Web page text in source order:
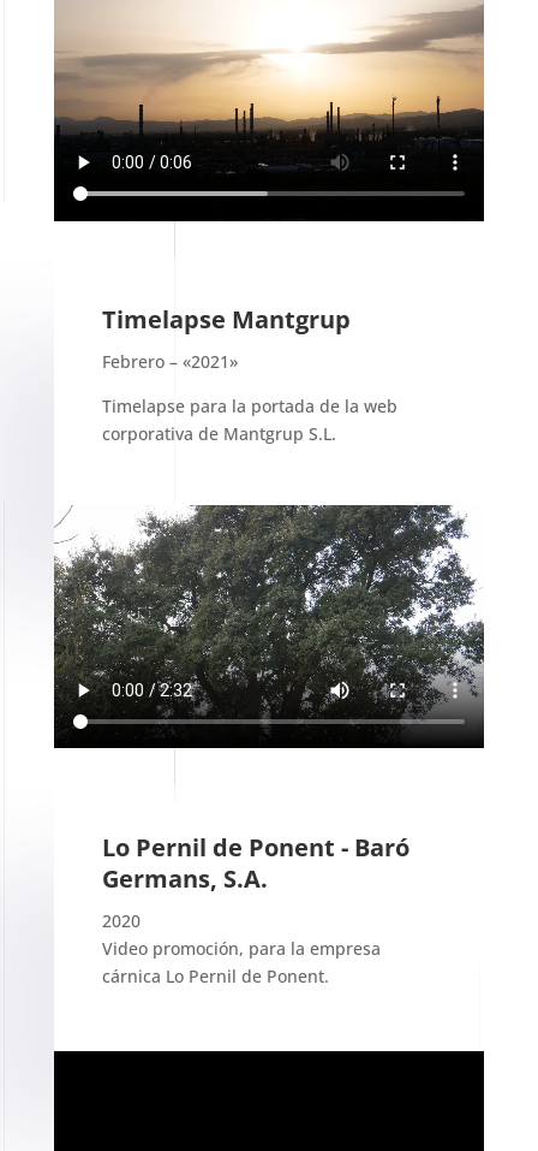
Timelapse Mantgrup
Febrero – «2021»
Timelapse para la portada de la web
corporativa de Mantgrup S.L.
Lo Pernil de Ponent - Baró
Germans, S.A.
2020
Video promoción, para la empresa
cárnica Lo Pernil de Ponent.